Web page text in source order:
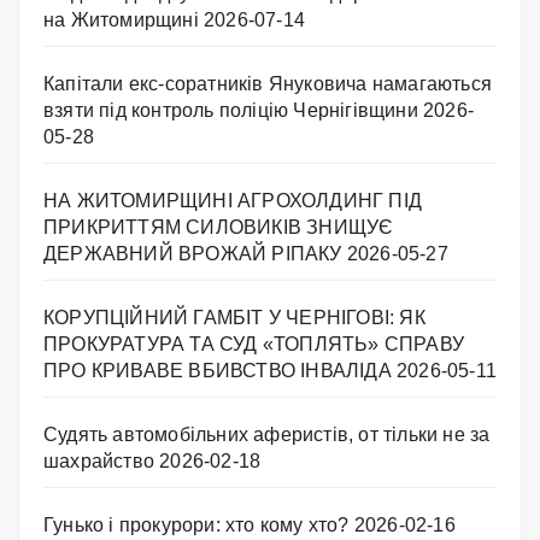
на Житомирщині 2026-07-14
Капітали екс-соратників Януковича намагаються
взяти під контроль поліцію Чернігівщини 2026-
05-28
НА ЖИТОМИРЩИНІ АГРОХОЛДИНГ ПІД
ПРИКРИТТЯМ СИЛОВИКІВ ЗНИЩУЄ
ДЕРЖАВНИЙ ВРОЖАЙ РІПАКУ ​ 2026-05-27
КОРУПЦІЙНИЙ ГАМБІТ У ЧЕРНІГОВІ: ЯК
ПРОКУРАТУРА ТА СУД «ТОПЛЯТЬ» СПРАВУ
ПРО КРИВАВЕ ВБИВСТВО ІНВАЛІДА 2026-05-11
Судять автомобільних аферистів, от тільки не за
шахрайство 2026-02-18
Гунько і прокурори: хто кому хто? 2026-02-16